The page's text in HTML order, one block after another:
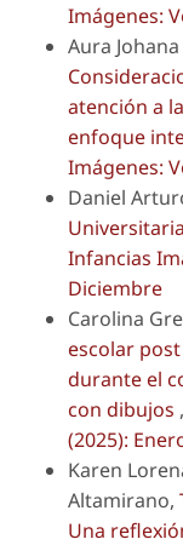
Imágenes:
Aura
atención a
enfoque
Imágenes:
Daniel
Infancias
Diciembre
Carolina
escolar
durante el
con dibujos ,
(2025):
Karen
Altamirano,
Una